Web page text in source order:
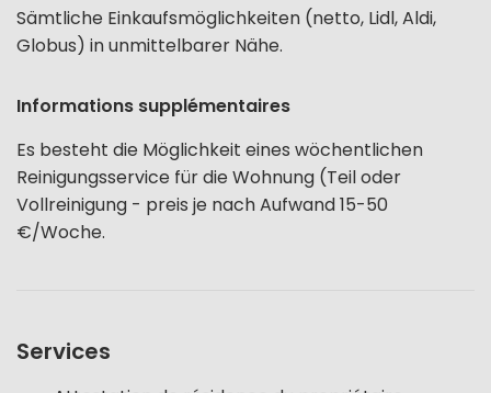
Sämtliche Einkaufsmöglichkeiten (netto, Lidl, Aldi,
Globus) in unmittelbarer Nähe.
Informations supplémentaires
Es besteht die Möglichkeit eines wöchentlichen
Reinigungsservice für die Wohnung (Teil oder
Vollreinigung - preis je nach Aufwand 15-50
€/Woche.
Services